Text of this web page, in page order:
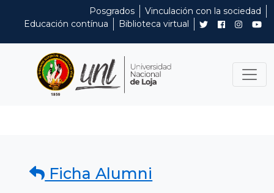
Posgrados
Vinculación con la sociedad
Educación contínua
Biblioteca virtual
Ficha Alumni